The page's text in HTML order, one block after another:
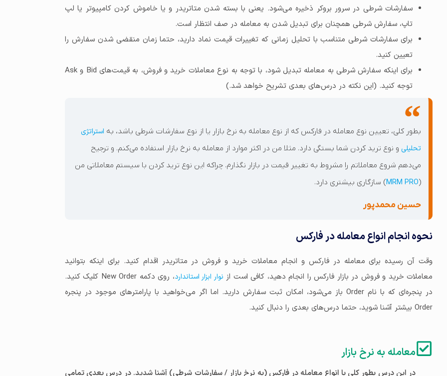
سفارشات شرطی در سرور بروکر ذخیره می‌شود. یعنی با بسته شدن متاتریدر و یا خاموش کردن کامپیوتر یا لپ
تاپ، سفارش شرطی همچنان برای تبدیل شدن به معامله در صف انتظار است.
برای سفارشات شرطی متناسب با تحلیل زمانی که تغییرات قیمت نماد دارید، حتما زمان منقضی شدن سفارش را
تعیین کنید.
برای اینکه سفارش شرطی به معامله تبدیل شود، با توجه به نوع معاملات خرید و فروش، به قیمت‌های Bid و Ask
توجه کنید. (این نکته در درس‌های بعدی تشریح خواهد شد.)
بطور کلی، تعیین نوع معامله در فارکس که از نوع معامله به نرخ بازار یا از نوع سفارشات شرطی باشد، به استراتژی
تحلیلی و نوع ترید کردن شما بستگی دارد. مثلا من در اکثر موارد از معامله به نرخ بازار استفاده می‌کنم. و ترجیح
می‌دهم شروع معاملاتم را مشروط به تغییر قیمت در بازار نگذارم. چراکه این نوع ترید کردن با سیستم معاملاتی من
(
MRM PRO) سازگاری بیشتری دارد.
حسین محمدپور
نحوه انجام انواع معامله در فارکس
وقت آن رسیده برای معامله در فارکس و انجام معاملات خرید و فروش در متاتریدر اقدام کنید. برای اینکه بتوانید
معاملات خرید و فروش در بازار فارکس را انجام دهید، کافی است از نوار ابزار استاندارد
، روی دکمه New Order کلیک کنید.
در پنجره‌ای که با نام Order باز می‌شود، امکان ثبت سفارش دارید. اما اگر می‌خواهید با پارامترهای موجود در پنجره
Order بیشتر آشنا شوید، حتما درس‌های بعدی را دنبال کنید.
معامله به نرخ بازار
در این درس بطور کلی با انواع معامله در فارکس (به نرخ بازار / سفارشات شرطی) آشنا شدید. در درس بعدی تمامی